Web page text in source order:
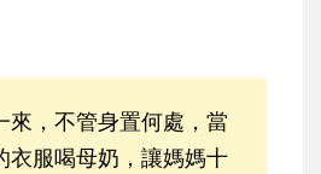
來，不管身置何處，當
衣服喝母奶，讓媽媽十